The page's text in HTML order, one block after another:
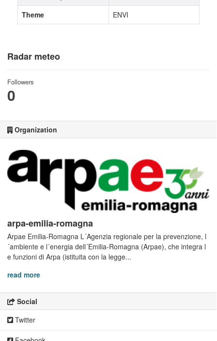
Radar meteo
Followers
0
Organization
arpa-emilia-romagna
Arpae Emilia-Romagna L´Agenzia regionale per la prevenzione, l
´ambiente e l´energia dell´Emilia-Romagna (Arpae), che integra l
e funzioni di Arpa (istituita con la legge...
read more
Social
Twitter
Theme
ENVI